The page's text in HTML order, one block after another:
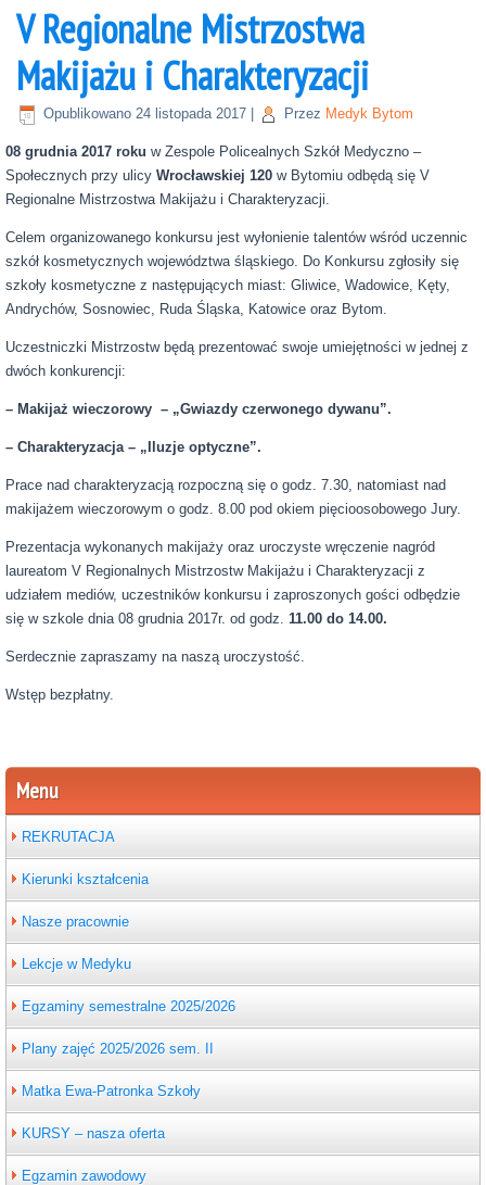
Menu
REKRUTACJA
Kierunki kształcenia
Nasze pracownie
Lekcje w Medyku
Egzaminy semestralne 2025/2026
Plany zajęć 2025/2026 sem. II
Matka Ewa-Patronka Szkoły
KURSY – nasza oferta
Egzamin zawodowy
V Regionalne Mistrzostwa
Makijażu i Charakteryzacji
Opublikowano 24 listopada 2017 Przez Medyk Bytom
08 grudnia 2017 roku w Zespole Policealnych Szkół Medyczno –
Społecznych przy ulicy Wrocławskiej 120 w Bytomiu odbędą się V
Regionalne Mistrzostwa Makijażu i Charakteryzacji.
Celem organizowanego konkursu jest wyłonienie talentów wśród uczennic
szkół kosmetycznych województwa śląskiego. Do Konkursu zgłosiły się
szkoły kosmetyczne z następujących miast: Gliwice, Wadowice, Kęty,
Andrychów, Sosnowiec, Ruda Śląska, Katowice oraz Bytom.
Uczestniczki Mistrzostw będą prezentować swoje umiejętności w jednej z
dwóch konkurencji:
– Makijaż wieczorowy – „Gwiazdy czerwonego dywanu”.
– Charakteryzacja – „Iluzje optyczne”.
Prace nad charakteryzacją rozpoczną się o godz. 7.30, natomiast nad
makijażem wieczorowym o godz. 8.00 pod okiem pięcioosobowego Jury.
Prezentacja wykonanych makijaży oraz uroczyste wręczenie nagród
laureatom V Regionalnych Mistrzostw Makijażu i Charakteryzacji z
udziałem mediów, uczestników konkursu i zaproszonych gości odbędzie
się w szkole dnia 08 grudnia 2017r. od godz. 11.00 do 14.00.
Serdecznie zapraszamy na naszą uroczystość.
Wstęp bezpłatny.